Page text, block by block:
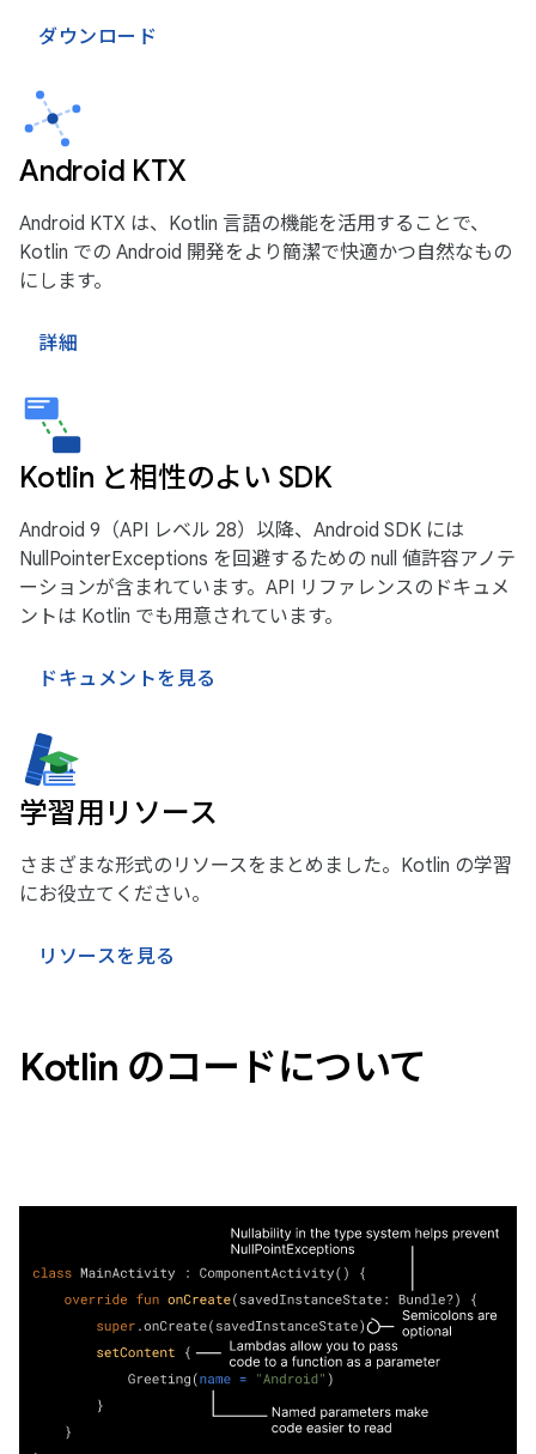
ダウンロード
Android KTX
Android KTX は、Kotlin 言語の機能を活用することで、
Kotlin での Android 開発をより簡潔で快適かつ自然なもの
にします。
詳細
Kotlin と相性のよい SDK
Android 9（API レベル 28）以降、Android SDK には
NullPointerExceptions を回避するための null 値許容アノテ
ーションが含まれています。API リファレンスのドキュメ
ントは Kotlin でも用意されています。
ドキュメントを見る
学習用リソース
さまざまな形式のリソースをまとめました。Kotlin の学習
にお役立てください。
リソースを見る
Kotlin のコードについて